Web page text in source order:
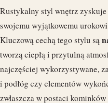
Rustykalny styl wnętrz
swojemu wyjątkowemu
Kluczową cechą tego stylu są
tworzą ciepłą i przytulną
najczęściej wykorzystywane,
i podłóg czy elementów
zwłaszcza w postaci